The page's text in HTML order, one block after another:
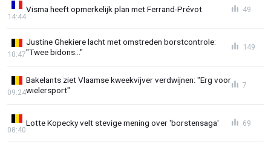
Visma heeft opmerkelijk plan met Ferrand-Prévot
14:44
49
Justine Ghekiere lacht met omstreden borstcontrole:
"Twee bidons..."
10:47
149
Bakelants ziet Vlaamse kweekvijver verdwijnen: "Erg voor
wielersport"
09:24
7
Lotte Kopecky velt stevige mening over 'borstensaga'
08:40
69